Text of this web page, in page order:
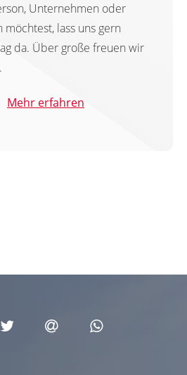
Unternehmen oder
lass uns gern
da. Über große freuen wir
Mehr erfahren